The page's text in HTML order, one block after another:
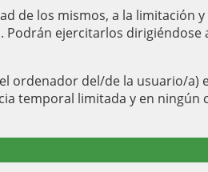
de los mismos, a la limitación
Podrán ejercitarlos dirigiéndose
ordenador del/de la usuario/a)
temporal limitada y en ningún